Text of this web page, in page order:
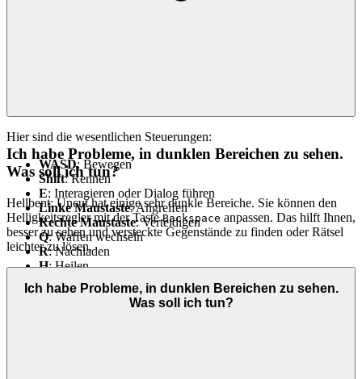
Hier sind die wesentlichen Steuerungen:
WASD: Bewegen
Shift: Rennen
E: Interagieren oder Dialog führen
Linke Maustaste: Angreifen
Rechte Maustaste: Verteidigen
Q: Waffen wechseln
R: Nachladen
H: Heilen
Backspace
: Bildschirmhelligkeit anpassen
Ich habe Probleme, in dunklen Bereichen zu sehen.
Was soll ich tun?
Hellbent: Uncut hat einige sehr dunkle Bereiche. Sie können den
Helligkeitsregler mit der TasteBackspace anpassen. Das hilft Ihnen,
besser zu sehen und versteckte Gegenstände zu finden oder Rätsel
leichter zu lösen.
Ich habe Probleme, in dunklen Bereichen zu sehen.
Was soll ich tun?